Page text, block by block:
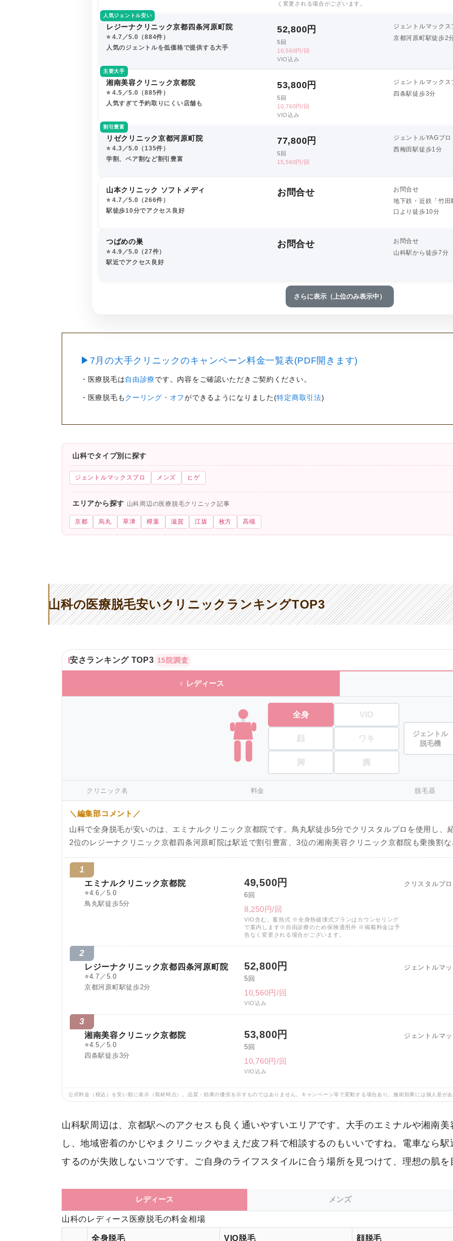
く変更される場合がございます。
人気ジェントル安い
レジーナクリニック京都四条河原町院
⭐️ 4.7／5.0（884件）
人気のジェントルを低価格で提供する大手
52,800 円
5回
10,560円/回
VIO込み
ジェントルマックス
京都河原町駅徒歩2
主要大手
湘南美容クリニック京都院
⭐️ 4.5／5.0（885件）
人気すぎて予約取りにくい店舗も
53,800 円
5回
10,760円/回
VIO込み
ジェントルマックス
四条駅徒歩3分
割引豊富
リゼクリニック京都河原町院
⭐️ 4.3／5.0（135件）
学割、ペア割など割引豊富
77,800 円
5回
15,560円/回
ジェントルYAGプロ
西梅田駅徒歩1分
山本クリニック ソフトメディ
⭐️ 4.7／5.0（266件）
駅徒歩10分でアクセス良好
お問合せ
お問合せ
地下鉄・近鉄「竹
口より徒歩10分
つばめの巣
⭐️ 4.9／5.0（27件）
駅近でアクセス良好
お問合せ
お問合せ
山科駅から徒歩7分
さらに表示（上位のみ表示中）
▶7月の大手クリニックのキャンペーン料金一覧表(PDF開きます)
・医療脱毛は自由診療です。内容をご確認いただきご契約ください。
・医療脱毛もクーリング・オフができるようになりました(特定商取引法)
山科でタイプ別に探す
ジェントルマックスプロ メンズ ヒゲ
エリアから探す 山科周辺の医療脱毛クリニック記事
京都 烏丸 草津 樟葉 滋賀 江坂 枚方 高槻
山科の医療脱毛安いクリニックランキングTOP3
安さランキング TOP3 15院調査
♀ レディース
全身 VIO
顔 ワキ
脚 腕
ジェントル
脱毛機
クリニック名 料金 脱毛器
＼編集部コメント／
山科で全身脱毛が安いのは、エミナルクリニック京都院です。鳥丸駅徒歩5分でクリスタルプロを使用し、
2位のレジーナクリニック京都四条河原町院は駅近で割引豊富、3位の湘南美容クリニック京都院も乗換割な
1
エミナルクリニック京都院
⭐4.6／5.0
鳥丸駅徒歩5分
49,500円
6回
8,250円/回
VIO含む、蓄熱式 ※全身熱破壊式プランはカウンセリング
で案内します※自由診療のため保険適用外 ※掲載料金は予
告なく変更される場合がございます。
クリスタルプロ
2
レジーナクリニック京都四条河原町院
⭐4.7／5.0
京都河原町駅徒歩2分
52,800円
5回
10,560円/回
VIO込み
ジェントルマ
3
湘南美容クリニック京都院
⭐4.5／5.0
四条駅徒歩3分
53,800円
5回
10,760円/回
VIO込み
ジェントルマ
公式料金（税込）を安い順に表示（取材時点）。品質・効果の優劣を示すものではありません。キャンペーン等で変動する場合あり。施術効果には個人差があ
山科駅周辺は、京都駅へのアクセスも良く通いやすいエリアです。大手のエミナルや湘南
し、地域密着のかじやまクリニックやまえだ皮フ科で相談するのもいいですね。電車なら
するのが失敗しないコツです。ご自身のライフスタイルに合う場所を見つけて、理想の肌を
レディース メンズ
山科のレディース医療脱毛の料金相場
全身脱毛 VIO脱毛 顔脱毛